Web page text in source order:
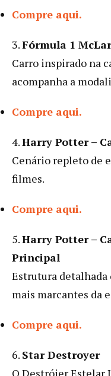
Compre aqui.
3.Fórmula 1
Carro inspirado na
acompanha a
Compre aqui.
4.Harry Potter –
Cenário repleto de
filmes.
Compre aqui.
5.Harry Potter –
Principal
Estrutura detalhada
mais marcantes da
Compre aqui.
6. Star Destroyer
O Destróier Estelar